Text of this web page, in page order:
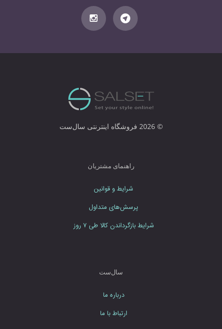
ی
م
ی
خ
ا
و
ر
م
ی
د
© 2026 فروشگاه اینترنتی سال‌ست
راهنمای مشتریان
شرایط و قوانین
پرسش‌های متداول
شرایط بازگرداندن کالا طی ۷ روز
سال‌ست
درباره ما
ارتباط با ما